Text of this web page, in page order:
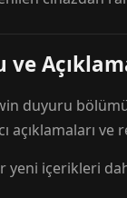
duyuru
açıklamaları
yeni içerikleri